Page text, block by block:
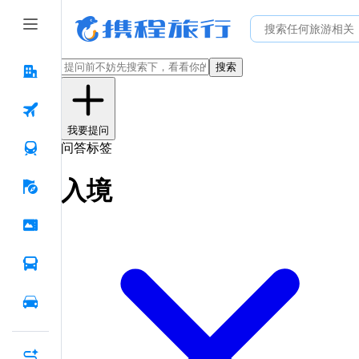
搜索
我要提问
问答标签
入境